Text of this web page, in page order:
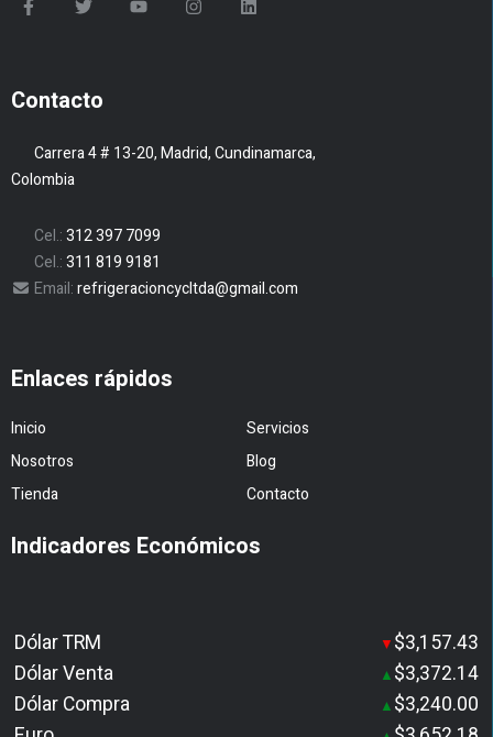
Contacto
Carrera 4 # 13-20, Madrid, Cundinamarca,
Colombia
Cel.:312 397 7099
Cel.:311 819 9181
Email:refrigeracioncycltda@gmail.com
Enlaces rápidos
Inicio
Servicios
Nosotros
Blog
Tienda
Contacto
Indicadores Económicos
Dólar TRM ▼ $3,157.43
Dólar Venta
▲ $3,372.14
Dólar Compra
▲ $3,240.00